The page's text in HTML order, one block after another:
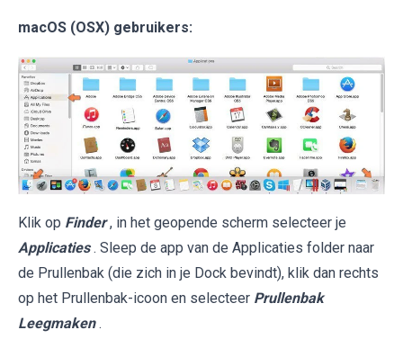
macOS (OSX) gebruikers:
Klik op Finder , in het geopende scherm selecteer je
Applicaties . Sleep de app van de Applicaties folder naar
de Prullenbak (die zich in je Dock bevindt), klik dan rechts
op het Prullenbak-icoon en selecteer Prullenbak
Leegmaken .